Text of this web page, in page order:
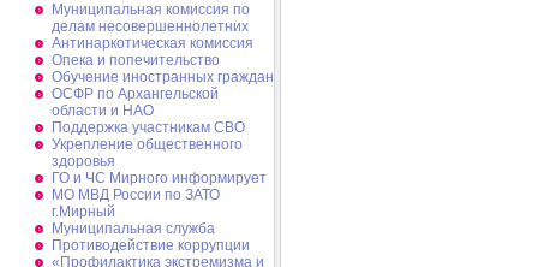
Муниципальная комиссия по
делам несовершеннолетних
Антинаркотическая комиссия
Опека и попечительство
Обучение иностранных граждан
ОСФР по Архангельской
области и НАО
Поддержка участникам СВО
Укрепление общественного
здоровья
ГО и ЧС Мирного информирует
МО МВД России по ЗАТО
г.Мирный
Муниципальная cлужба
Противодействие коррупции
«Профилактика экстремизма и